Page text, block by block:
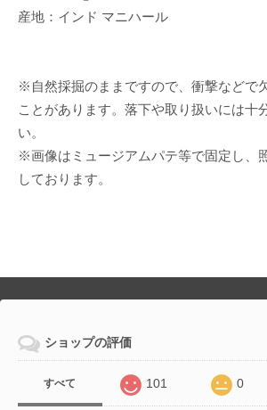
産地：インド マニハール
※自然採掘のままですので、衝撃などで
ことがあります。落下や取り扱いには十
い。
※画像はミュージアムパテ等で固定し、
しております。
ショップの評価
すべて 101 0